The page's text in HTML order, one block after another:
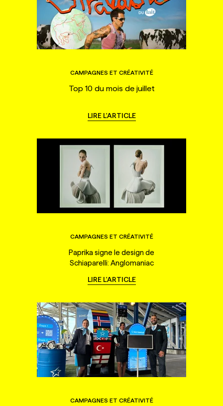
CAMPAGNES ET CRÉATIVITÉ
Top 10 du mois de juillet
LIRE L'ARTICLE
CAMPAGNES ET CRÉATIVITÉ
Paprika signe le design de
Schiaparelli: Anglomaniac
LIRE L'ARTICLE
CAMPAGNES ET CRÉATIVITÉ